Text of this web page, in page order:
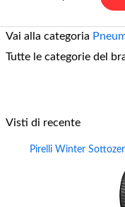
Vai alla categoria
Tutte le categorie del
Visti di recente
Pirelli Winter